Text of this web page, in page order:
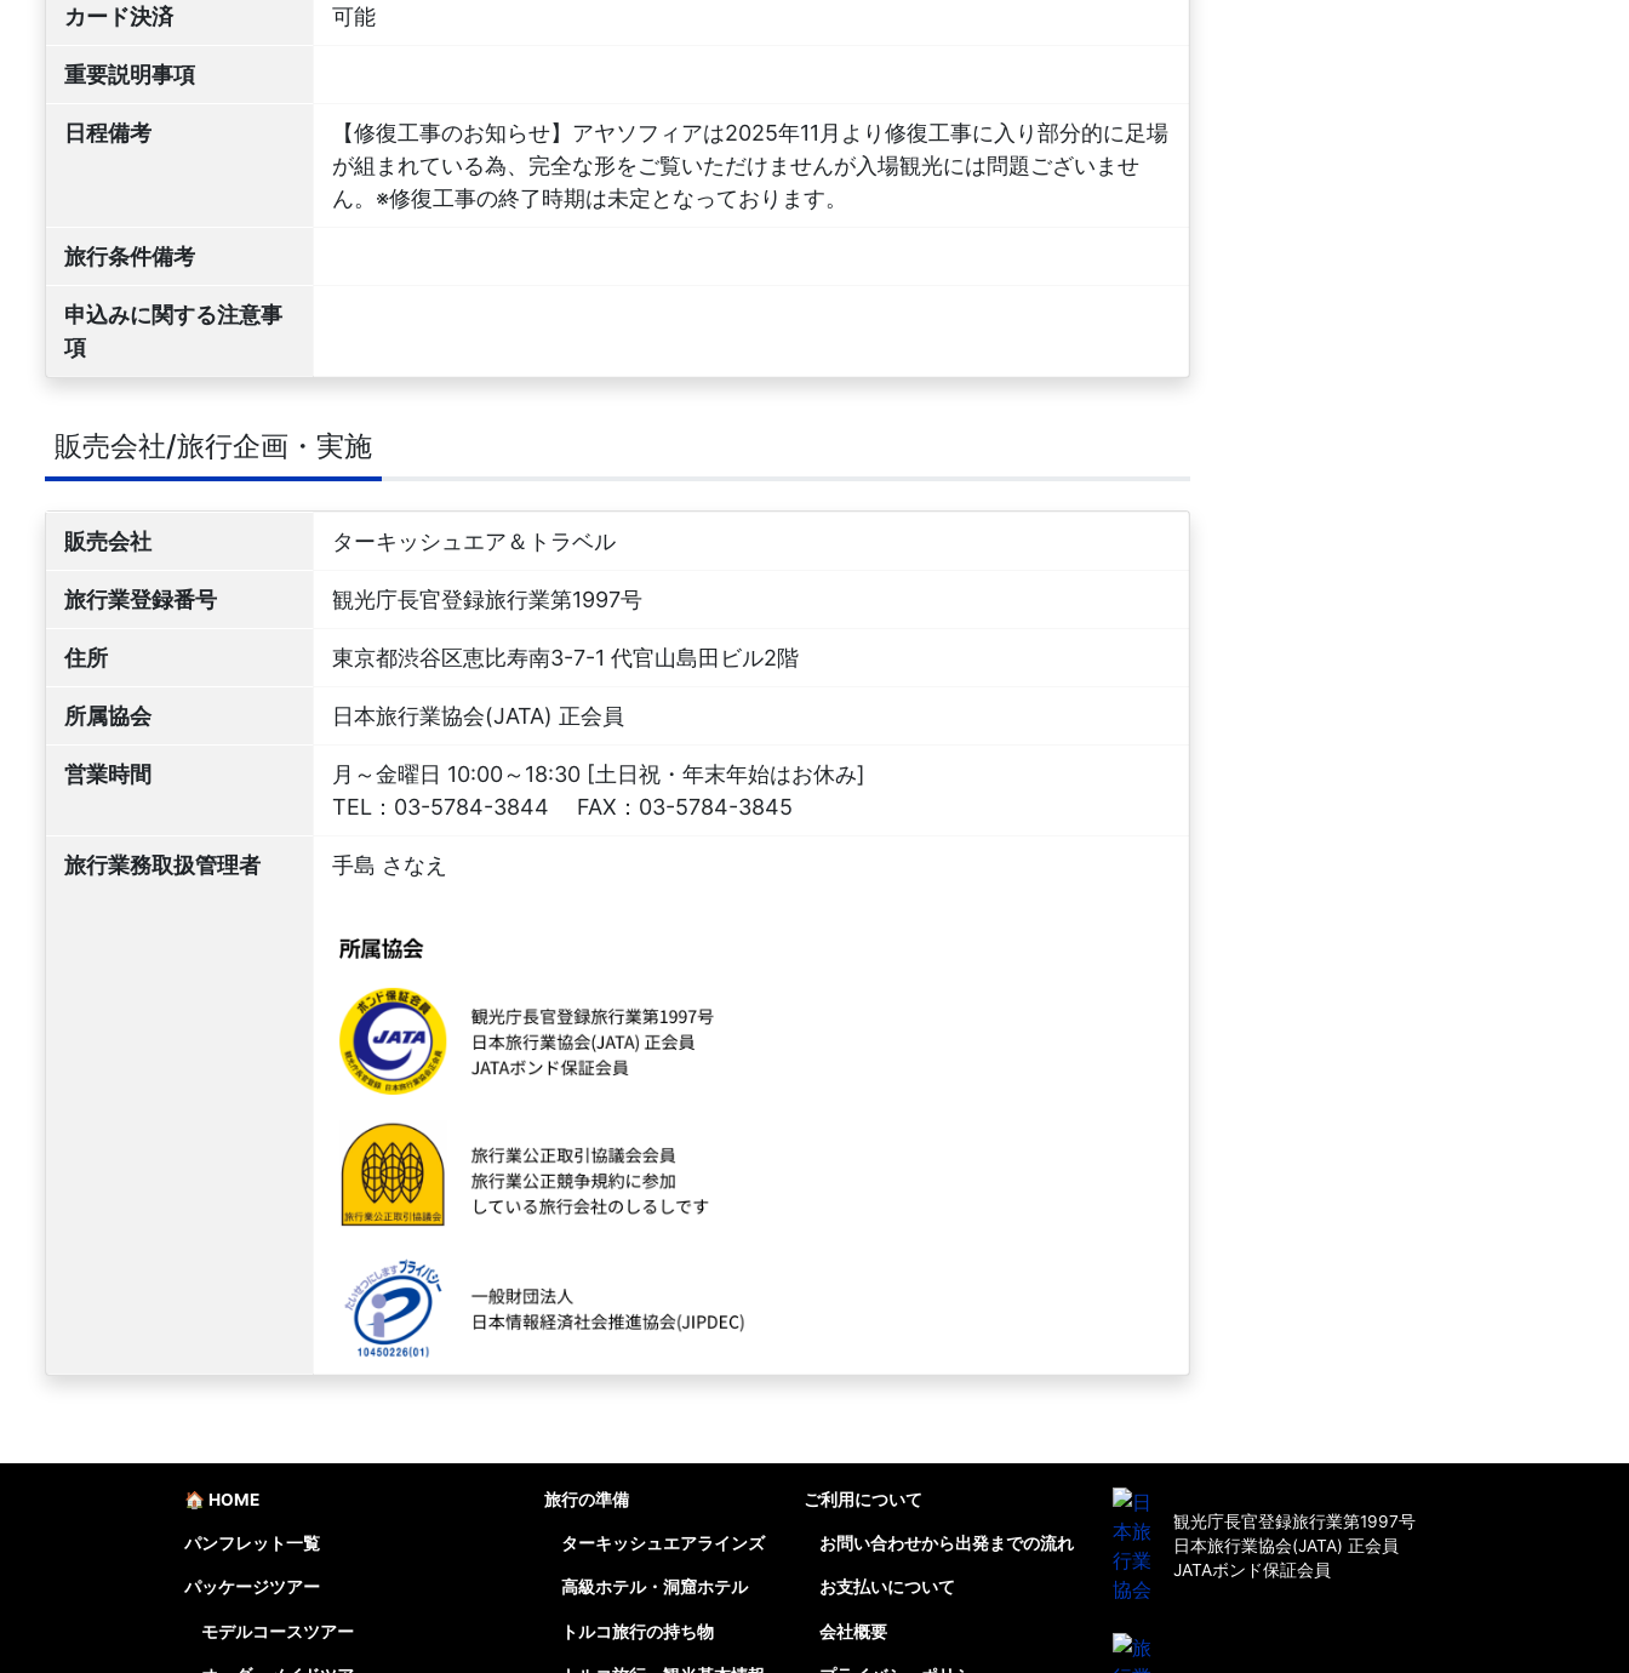
カード決済 可能
重要説明事項
日程備考
【修復工事のお知らせ】アヤソフィアは2025年11月より修復工事に入り部分的に足場
が組まれている為、完全な形をご覧いただけませんが入場観光には問題ございませ
ん。※修復工事の終了時期は未定となっております。
旅行条件備考
申込みに関する注意事
項
販売会社/旅行企画・実施
販売会社 ターキッシュエア＆トラベル
旅行業登録番号 観光庁長官登録旅行業第1997号
住所 東京都渋谷区恵比寿南3-7-1 代官山島田ビル2階
所属協会 日本旅行業協会(JATA) 正会員
営業時間
月～金曜日 10:00～18:30 [土日祝・年末年始はお休み]
TEL： 03-5784-3844 FAX： 03-5784-3845
旅行業務取扱管理者 手島 さなえ
🏠 HOME
パンフレット一覧
パッケージツアー
モデルコースツアー
旅行の準備
ターキッシュエアラインズ
高級ホテル・洞窟ホテル
トルコ旅行の持ち物
ご利用について
お問い合わせから出発までの流れ
お支払いについて
会社概要
観光庁長官登録旅行業第1997号
日本旅行業協会(JATA) 正会員
JATAボンド保証会員